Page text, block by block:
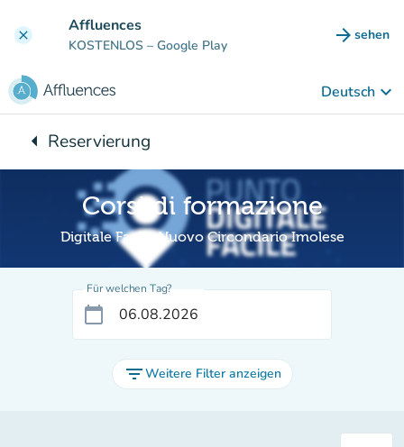
clear Affluences
KOSTENLOS – Google Play arrow_forward sehen
(new
Deutsch keyboard_arrow_down
arrow_leftZurück zu:
Reservierung
Corsi di formazione
Digitale Facile Nuovo Circondario Imolese
Für welchen Tag?
calendar_today
filter_listWeitere Filter anzeigen